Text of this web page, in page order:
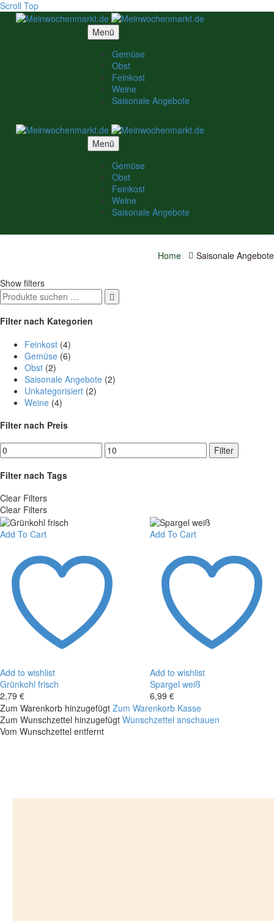
Scroll Top
Menü
Gemüse
Obst
Feinkost
Weine
Saisonale Angebote
Menü
Gemüse
Obst
Feinkost
Weine
Saisonale Angebote
Home Saisonale Angebote
Show filters

Filter nach Kategorien
Feinkost (4)
Gemüse (6)
Obst (2)
Saisonale Angebote (2)
Unkategorisiert (2)
Weine (4)
Filter nach Preis
Min.
Preis
Max.
Preis
Filter
Filter nach Tags
Clear Filters
Clear Filters
Add To Cart
Add to wishlist
Grünkohl frisch
2,79 €
Grünkohl
frisch
Add To Cart
Add to wishlist
Spargel weiß
6,99 €
Spargel
weiß
Zum Warenkorb hinzugefügt Zum Warenkorb Kasse
Zum Wunschzettel hinzugefügt Wunschzettel anschauen
Vom Wunschzettel entfernt